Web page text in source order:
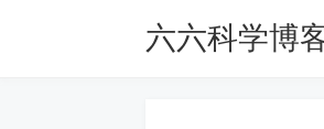
六六科学博